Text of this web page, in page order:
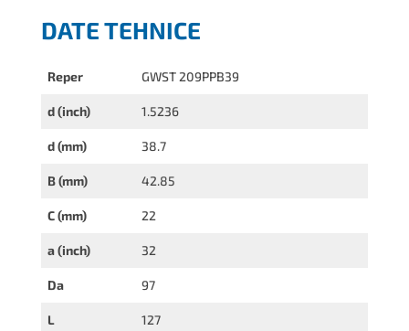
DATE TEHNICE
Reper GWST 209PPB39
d (inch) 1.5236
d (mm) 38.7
B (mm) 42.85
C (mm) 22
a (inch) 32
Da 97
L 127